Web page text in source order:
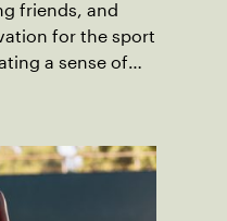
friends, and
for the sport
a sense of